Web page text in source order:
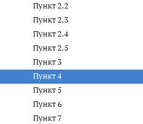
Пункт 2.2
Пункт 2.3
Пункт 2.4
Пункт 2.5
Пункт 3
Пункт 4
Пункт 5
Пункт 6
Пункт 7